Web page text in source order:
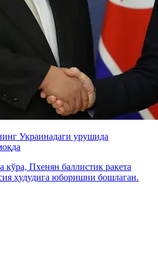
Украинадаги урушида
кўра, Пхенян баллистик ракета
ҳудудига юборишни бошлаган.